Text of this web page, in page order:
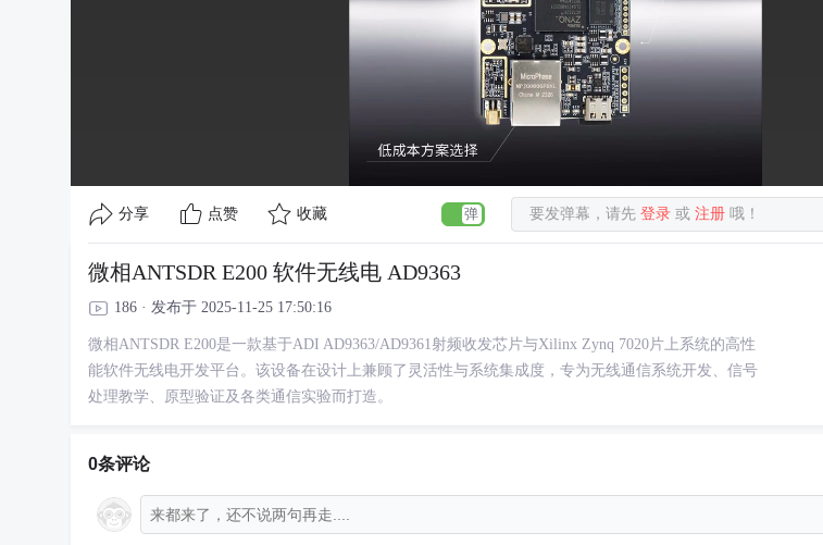
分享 点赞 收藏 要发弹幕，请先登录 或注册 哦！
微相ANTSDR E200 软件无线电 AD9363
186 · 发布于 2025-11-25 17:50:16
微相ANTSDR E200是一款基于ADI AD9363/AD9361射频收发芯片与Xilinx Zynq 7020片上系统的高性
能软件无线电开发平台。该设备在设计上兼顾了灵活性与系统集成度，专为无线通信系统开发、信号
处理教学、原型验证及各类通信实验而打造。
0条评论